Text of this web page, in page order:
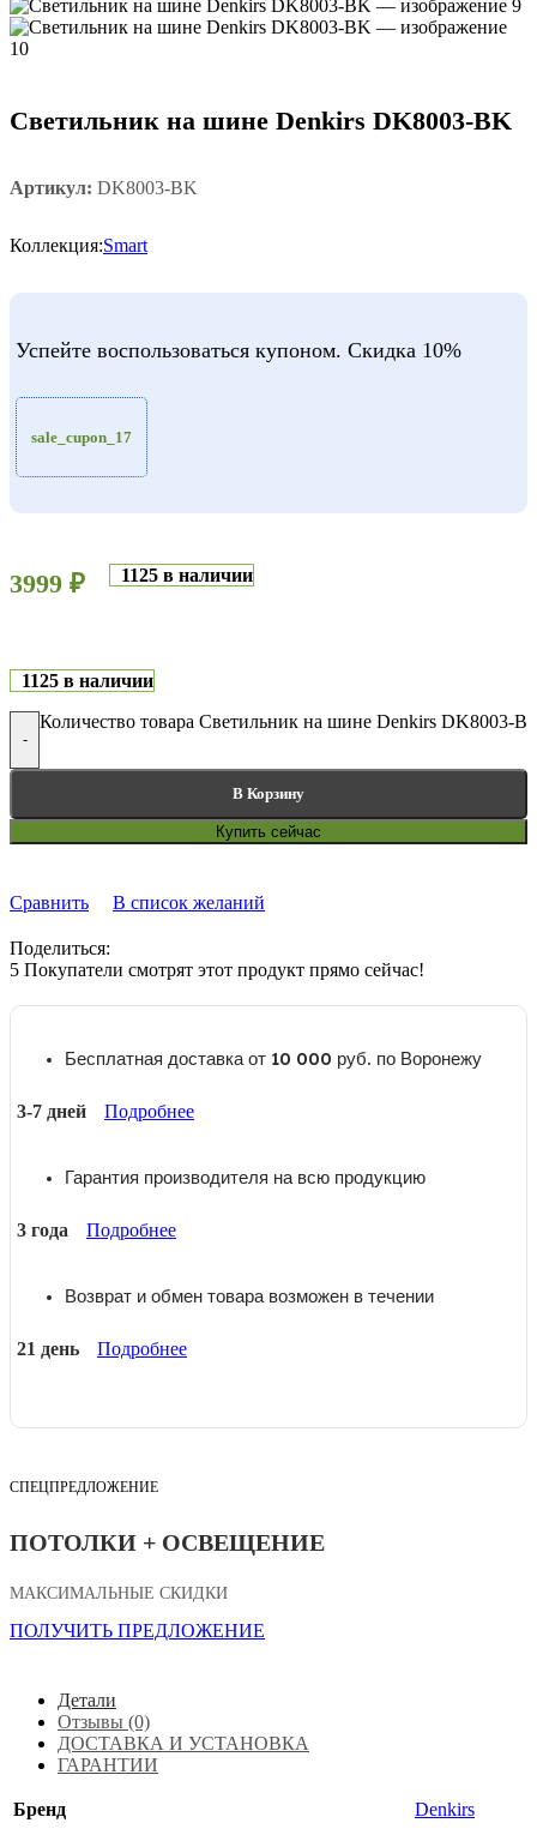
Светильник на шине Denkirs DK8003-BK
Артикул: DK8003-BK
Коллекция:Smart
Успейте воспользоваться купоном. Скидка 10%
sale_cupon_17
3999 ₽ 1125 в наличии
1125 в наличии
-
Количество товара Светильник на шине Denkirs DK8003-
В Корзину
Купить сейчас
Сравнить В список желаний
Поделиться:
5 Покупатели смотрят этот продукт прямо сейчас!
Бесплатная доставка от 10 000 руб. по Воронежу
3-7 дней Подробнее
Гарантия производителя на всю продукцию
3 года Подробнее
Возврат и обмен товара возможен в течении
21 день Подробнее
СПЕЦПРЕДЛОЖЕНИЕ
ПОТОЛКИ + ОСВЕЩЕНИЕ
МАКСИМАЛЬНЫЕ СКИДКИ
ПОЛУЧИТЬ ПРЕДЛОЖЕНИЕ
Детали
Отзывы (0)
ДОСТАВКА И УСТАНОВКА
ГАРАНТИИ
Бренд Denkirs